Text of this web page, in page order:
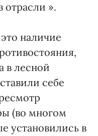
отрасли ».
наличие
в лесной
себе
(во многом
установились в